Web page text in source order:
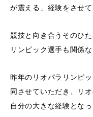
が震える」経験をさせて
競技と向き合うそのひ
リンピック選手も関係
昨年のリオパラリンピ
同させていただき、リ
自分の大きな経験となっ